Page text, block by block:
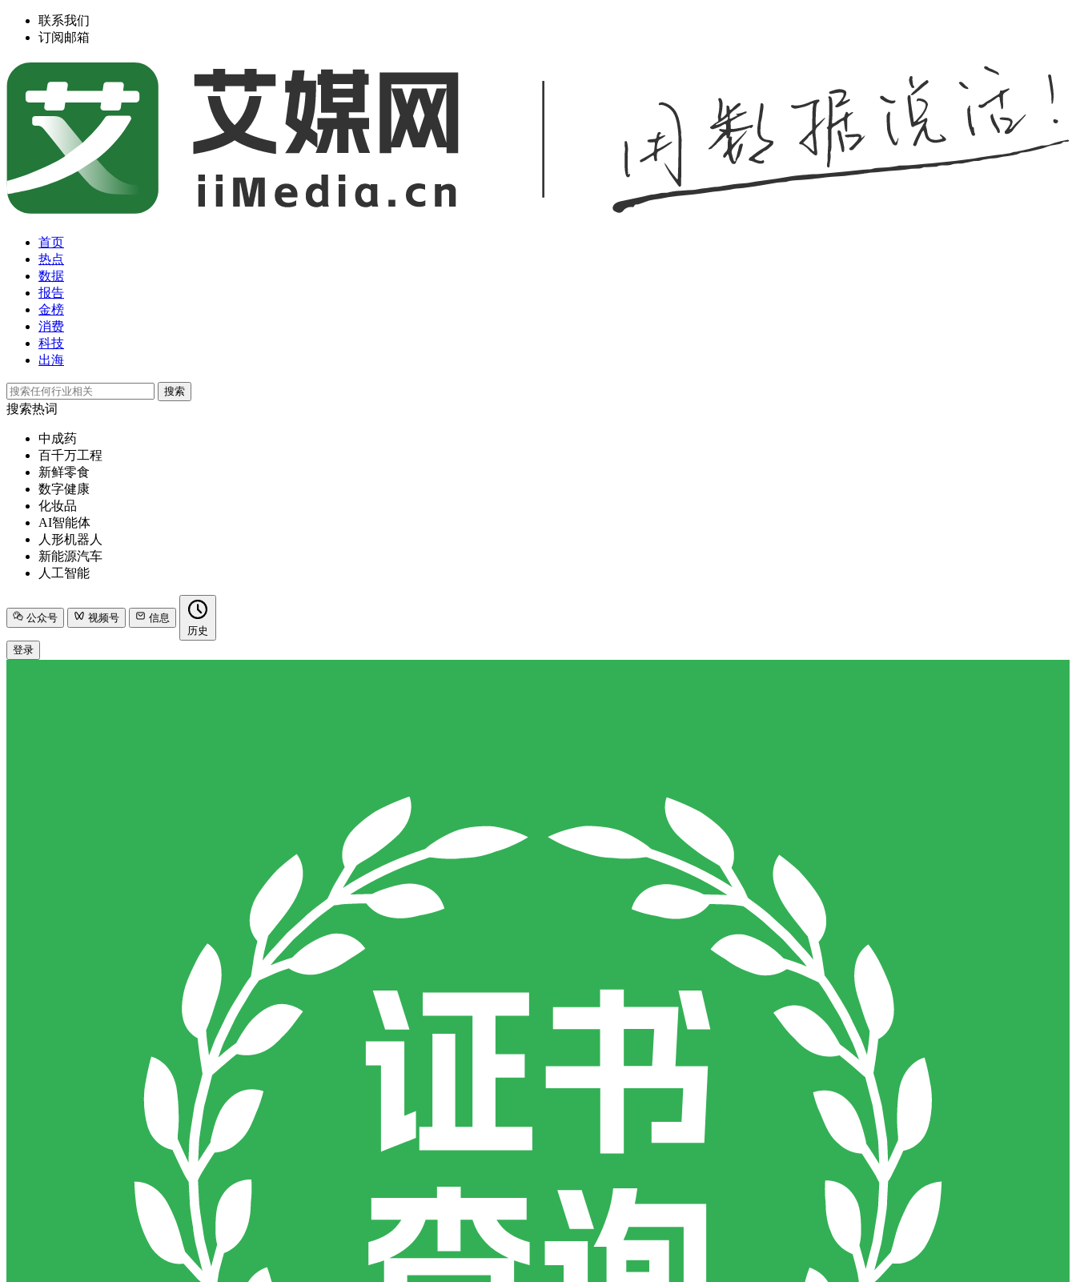
联系我们
订阅邮箱
首页
热点
数据
报告
金榜
消费
科技
出海
搜索
搜索热词
中成药
百千万工程
新鲜零食
数字健康
化妆品
AI智能体
人形机器人
新能源汽车
人工智能
公众号 视频号
信息
历史
登录